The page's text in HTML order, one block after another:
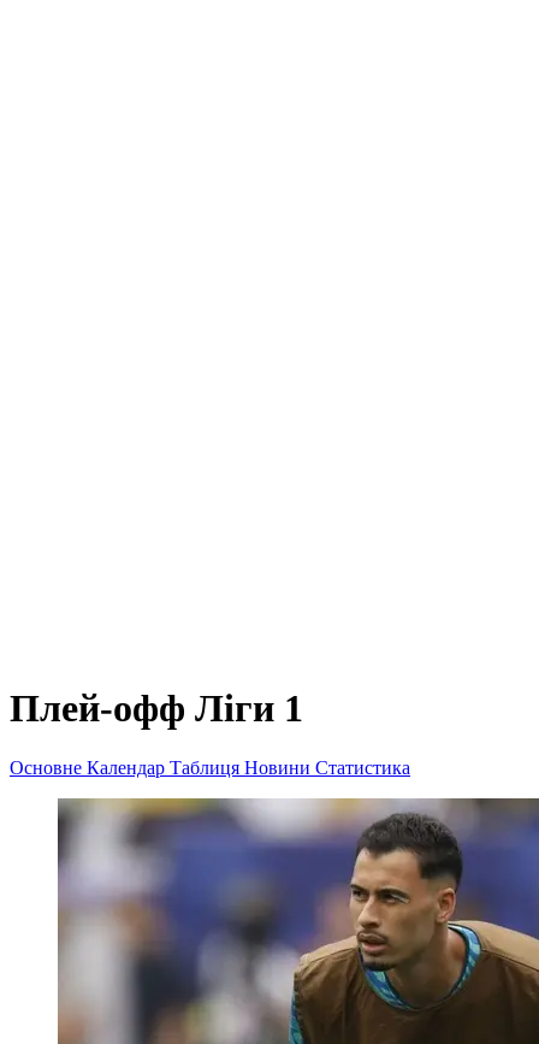
Плей-офф Ліги 1
Основне Календар Таблиця Новини Статистика